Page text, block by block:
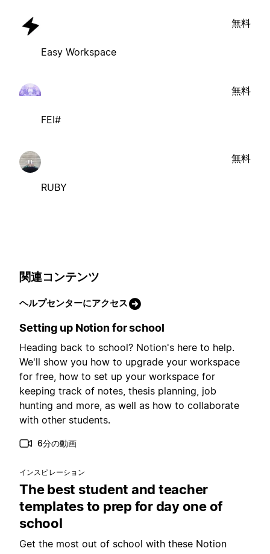
Easy Workspace
無料
FEI#
無料
RUBY
無料
関連コンテンツ
ヘルプセンターにアクセス
Setting up Notion for school
Heading back to school? Notion's here to help.
We'll show you how to upgrade your workspace
for free, how to set up your workspace for
keeping track of notes, thesis planning, job
hunting and more, as well as how to collaborate
with other students.
6分の動画
インスピレーション
The best student and teacher
templates to prep for day one of
school
Get the most out of school with these Notion